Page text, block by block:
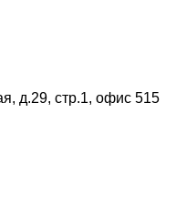
д.29, стр.1, офис 515